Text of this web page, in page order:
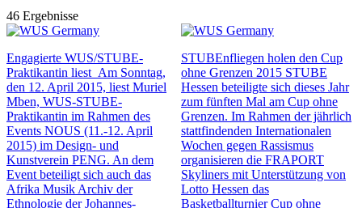
46 Ergebnisse
Engagierte WUS/STUBE-
Praktikantin liest Am Sonntag,
den 12. April 2015, liest Muriel
Mben, WUS-STUBE-
Praktikantin im Rahmen des
Events NOUS (11.-12. April
2015) im Design- und
Kunstverein PENG. An dem
Event beteiligt sich auch das
Afrika Musik Archiv der
Ethnologie der Johannes-
STUBEnfliegen holen den Cup
ohne Grenzen 2015 STUBE
Hessen beteiligte sich dieses Jahr
zum fünften Mal am Cup ohne
Grenzen. Im Rahmen der jährlich
stattfindenden Internationalen
Wochen gegen Rassismus
organisieren die FRAPORT
Skyliners mit Unterstützung von
Lotto Hessen das
Basketballturnier Cup ohne